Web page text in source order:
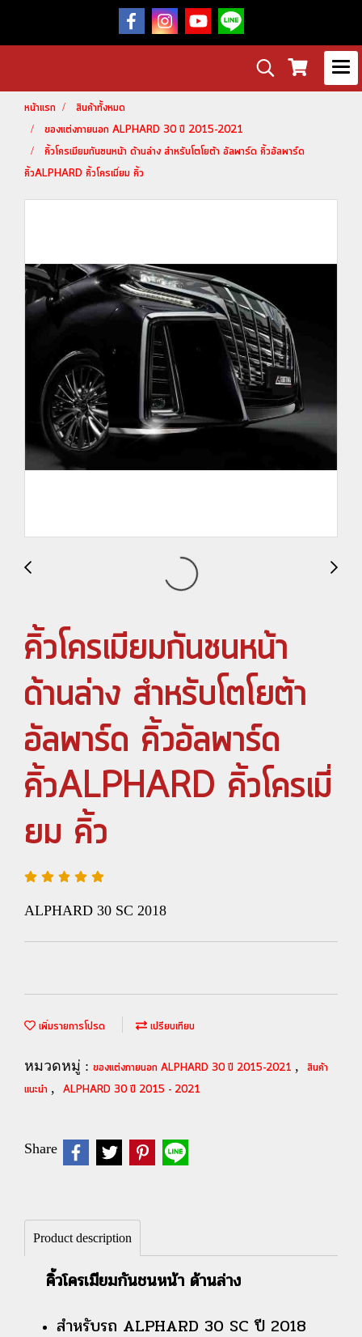
หน้าแรก
สินค้าทั้งหมด
ของแต่งภายนอก ALPHARD 30 ปี 2015-2021
คิ้วโครเมียมกันชนหน้า ด้านล่าง สำหรับโตโยต้า อัลพาร์ด คิ้วอัลพาร์ด
คิ้วALPHARD คิ้วโครเมี่ยม คิ้ว
คิ้วโครเมียมกันชนหน้า
ด้านล่าง สำหรับโตโยต้า
อัลพาร์ด คิ้วอัลพาร์ด
คิ้วALPHARD คิ้วโครเมี่
ยม คิ้ว
ALPHARD 30 SC 2018
เพิ่มรายการโปรด เปรียบเทียบ
หมวดหมู่ : ของแต่งภายนอก ALPHARD 30 ปี 2015-2021 , สินค้า
แนะนำ , ALPHARD 30 ปี 2015 - 2021
Share
Product description
คิ้วโครเมียมกันชนหน้า ด้านล่าง
สำหรับรถ ALPHARD 30 SC ปี 2018